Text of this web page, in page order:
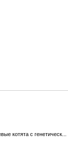
котята с генетическ...